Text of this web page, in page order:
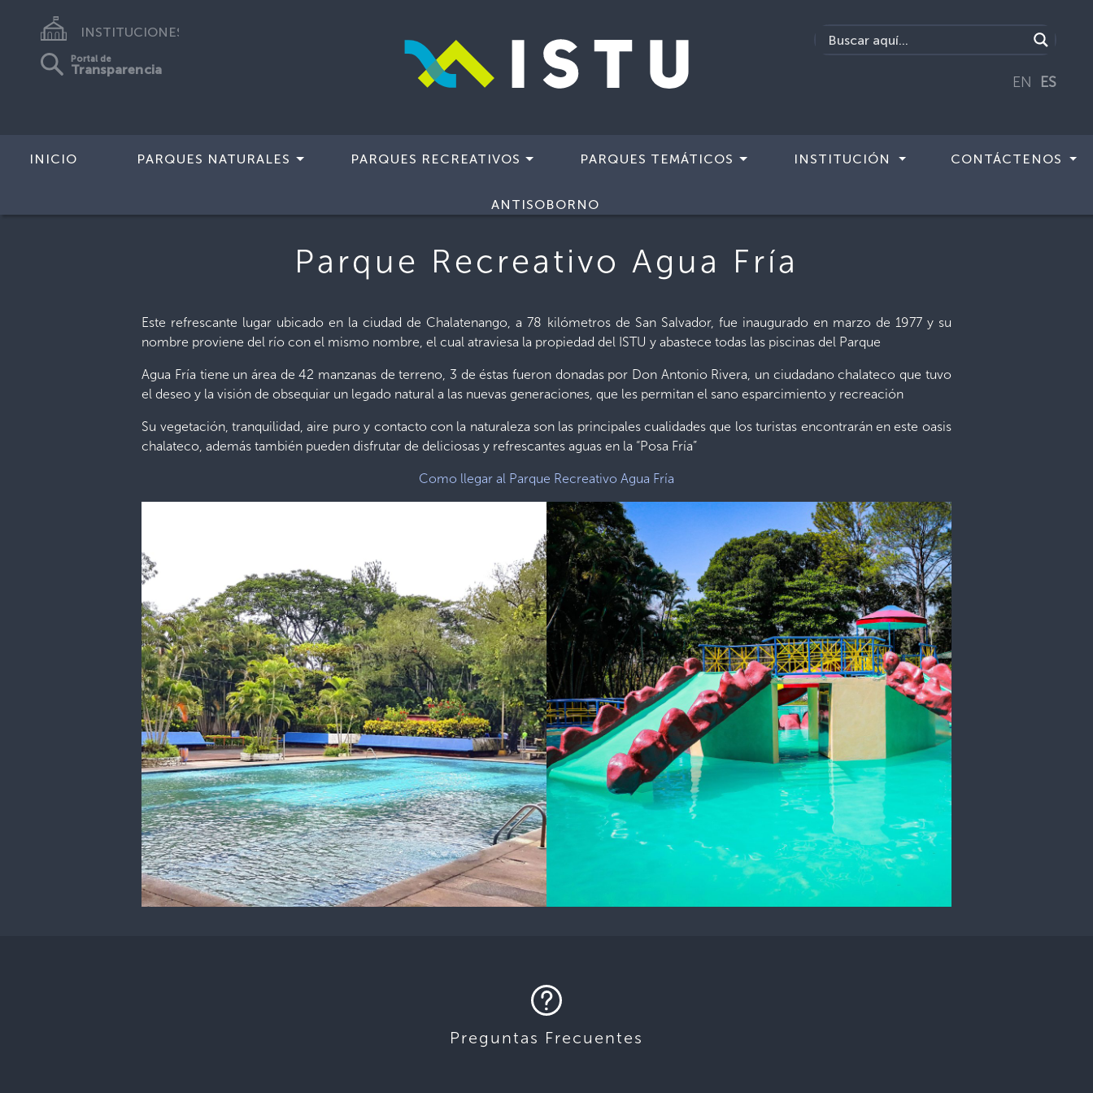
INSTITUCIONES
Portal de
Transparencia
EN ES
INICIO PARQUES NATURALES PARQUES RECREATIVOS PARQUES TEMÁTICOS INSTITUCIÓN CONTÁCTENOS
ANTISOBORNO
Parque Recreativo Agua Fría
Este refrescante lugar ubicado en la ciudad de Chalatenango, a 78 kilómetros de San Salvador, fue inaugurado en marzo de 1977 y su
nombre proviene del río con el mismo nombre, el cual atraviesa la propiedad del ISTU y abastece todas las piscinas del Parque
Agua Fría tiene un área de 42 manzanas de terreno, 3 de éstas fueron donadas por Don Antonio Rivera, un ciudadano chalateco que tuvo
el deseo y la visión de obsequiar un legado natural a las nuevas generaciones, que les permitan el sano esparcimiento y recreación
Su vegetación, tranquilidad, aire puro y contacto con la naturaleza son las principales cualidades que los turistas encontrarán en este oasis
chalateco, además también pueden disfrutar de deliciosas y refrescantes aguas en la “Posa Fría”
Como llegar al Parque Recreativo Agua Fría
Preguntas Frecuentes